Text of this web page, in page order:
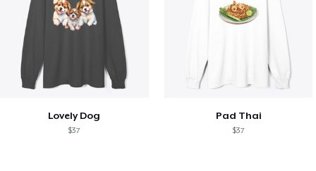
Lovely Dog
$37
Pad Thai
$37